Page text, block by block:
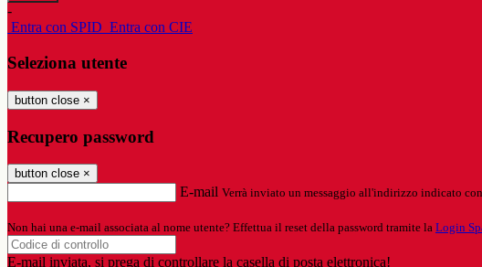
-
Entra con SPID Entra con CIE
Seleziona utente
button close ×
Recupero password
button close ×
E-mail Verrà inviato un messaggio all'indirizzo indicato
Non hai una e-mail associata al nome utente? Effettua il reset della password tramite la Login
E-mail inviata, si prega di controllare la casella di posta elettronica!